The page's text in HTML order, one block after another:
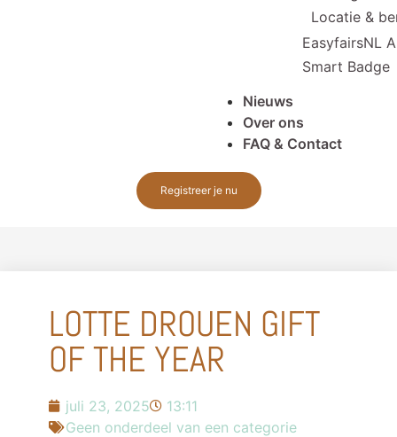
Locatie &
EasyfairsNL
Smart Badge
Nieuws
Over ons
FAQ & Contact
Registreer je nu
LOTTE DROUEN GIFT
OF THE YEAR
juli 23, 2025
13:11
Geen onderdeel van een categorie